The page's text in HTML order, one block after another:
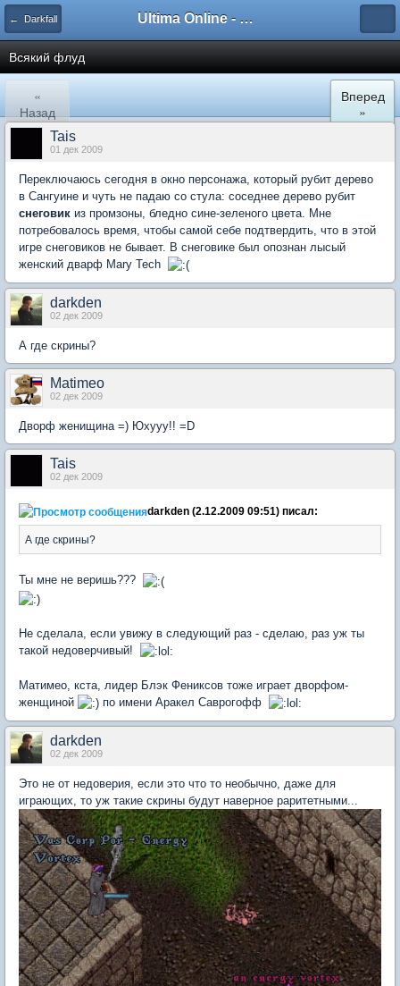
← Darkfall Ultima Online - Форум Русского сообщества игры
Всякий флуд
«
Назад
Вперед
»
Tais
01 дек 2009
Переключаюсь сегодня в окно персонажа, который рубит дерево
в Сангуине и чуть не падаю со стула: соседнее дерево рубит
снеговик из промзоны, бледно сине-зеленого цвета. Мне
потребовалось время, чтобы самой себе подтвердить, что в этой
игре снеговиков не бывает. В снеговике был опознан лысый
женский дварф Mary Tech
darkden
02 дек 2009
А где скрины?
Matimeo
02 дек 2009
Дворф женищина =) Юхууу!! =D
Tais
02 дек 2009
darkden (2.12.2009 09:51) писал:
А где скрины?
Ты мне не веришь???
Не сделала, если увижу в следующий раз - сделаю, раз уж ты
такой недоверчивый!
Матимео, кста, лидер Блэк Фениксов тоже играет дворфом-
женщиной
по имени Аракел Саврогофф
darkden
02 дек 2009
Это не от недоверия, если это что то необычно, даже для
играющих, то уж такие скрины будут наверное раритетными...